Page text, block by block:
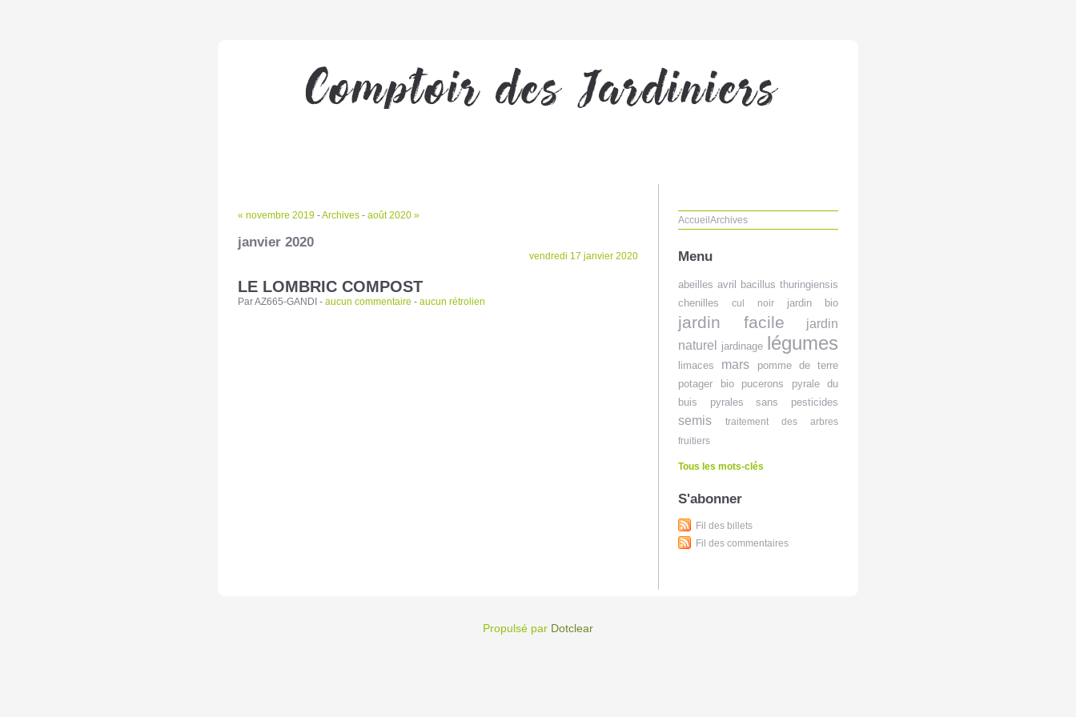
« novembre 2019 -Archives - août 2020 »
janvier 2020
vendredi 17 janvier 2020
LE LOMBRIC COMPOST
Par AZ665-GANDI - aucun commentaire - aucun rétrolien
Accueil Archives
Menu
abeilles avril
bacillus thuringiensis
chenilles
cul noir jardin bio
jardin facile
jardin
naturel
jardinage légumes
limaces mars
pomme de terre
potager bio
pucerons
pyrale du
buis
pyrales sans pesticides
semis
traitement des arbres
fruitiers
Tous les mots-clés
S'abonner
Fil des billets
Fil des commentaires
Propulsé par Dotclear